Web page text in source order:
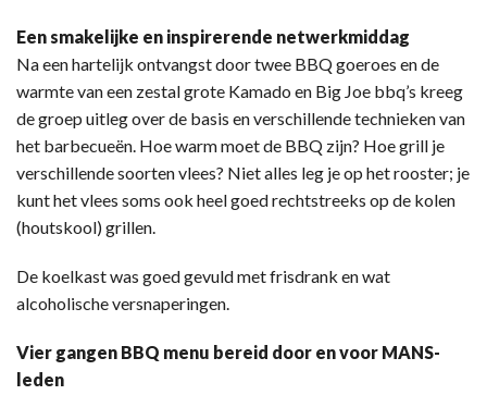
Een smakelijke en inspirerende netwerkmiddag
Na een hartelijk ontvangst door twee BBQ goeroes en de
warmte van een zestal grote Kamado en Big Joe bbq’s kreeg
de groep uitleg over de basis en verschillende technieken van
het barbecueën. Hoe warm moet de BBQ zijn? Hoe grill je
verschillende soorten vlees? Niet alles leg je op het rooster; je
kunt het vlees soms ook heel goed rechtstreeks op de kolen
(houtskool) grillen.
De koelkast was goed gevuld met frisdrank en wat
alcoholische versnaperingen.
Vier gangen BBQ menu bereid door en voor MANS-
leden